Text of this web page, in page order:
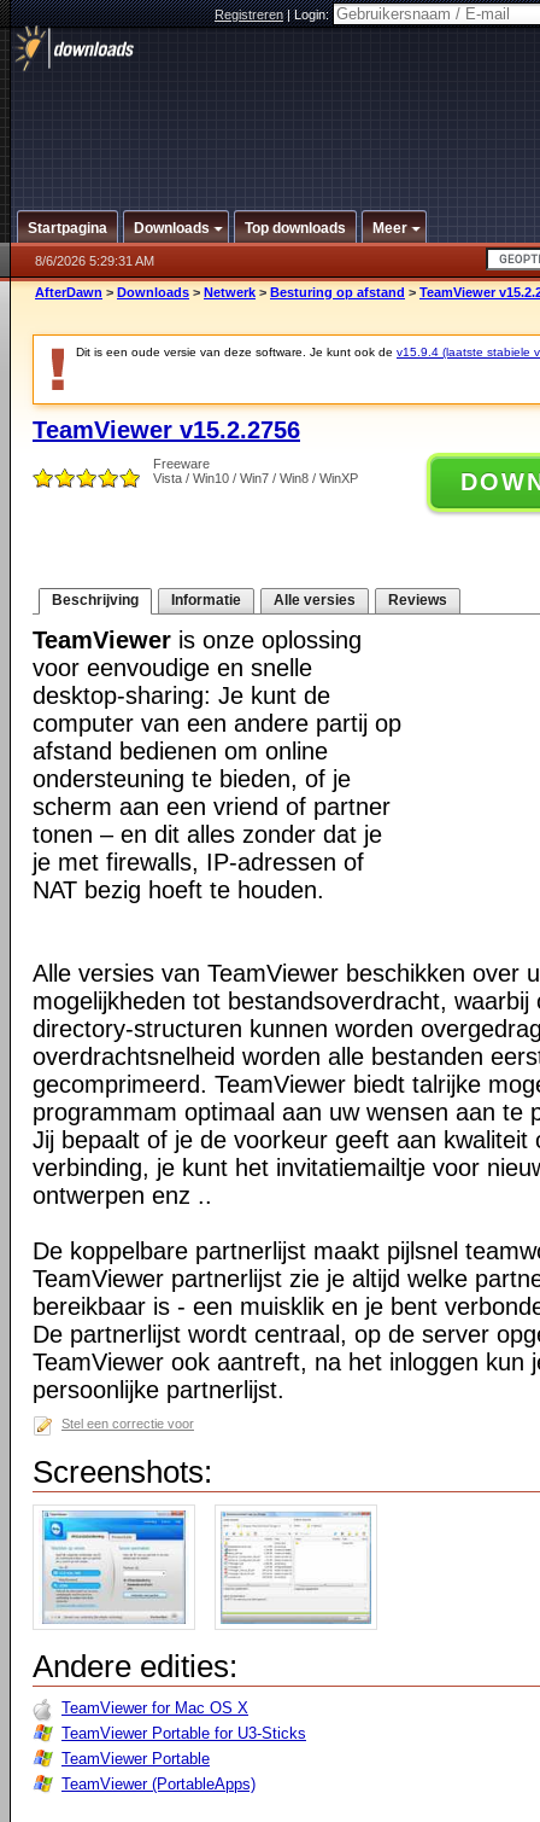
Registreren|Login:
Startpagina Downloads Top downloads Meer
8/6/2026 5:29:31 AM
AfterDawn > Downloads > Netwerk > Besturing op afstand > TeamViewer
Dit is een oude versie van deze software. Je kunt ook de v15.9.4 (laatste stabiele
TeamViewer v15.2.2756
Freeware
Vista / Win10 / Win7 / Win8 / WinXP
Beschrijving Informatie Alle versies Reviews
TeamViewer is onze oplossing
voor eenvoudige en snelle
desktop-sharing: Je kunt de
computer van een andere partij op
afstand bedienen om online
ondersteuning te bieden, of je
scherm aan een vriend of partner
tonen – en dit alles zonder dat je
je met firewalls, IP-adressen of
NAT bezig hoeft te houden.
Alle versies van TeamViewer beschikken over
mogelijkheden tot bestandsoverdracht, waarbij
directory-structuren kunnen worden
overdrachtsnelheid worden alle bestanden
gecomprimeerd. TeamViewer biedt talrijke
programmam optimaal aan uw wensen aan te
Jij bepaalt of je de voorkeur geeft aan kwaliteit
verbinding, je kunt het invitatiemailtje voor
ontwerpen enz ..
De koppelbare partnerlijst maakt pijlsnel
TeamViewer partnerlijst zie je altijd welke
bereikbaar is - een muisklik en je bent
De partnerlijst wordt centraal, op de server
TeamViewer ook aantreft, na het inloggen kun
persoonlijke partnerlijst.
Stel een correctie voor
Screenshots:
Andere edities:
TeamViewer for Mac OS X
TeamViewer Portable for U3-Sticks
TeamViewer Portable
TeamViewer (PortableApps)